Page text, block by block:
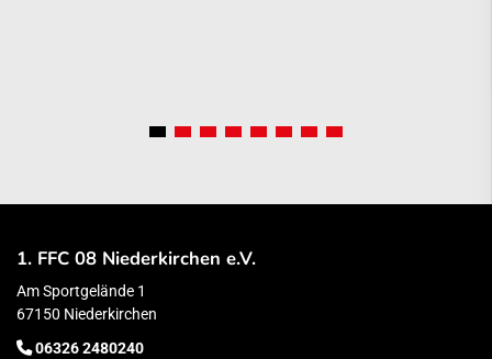
1. FFC 08 Niederkirchen e.V.
Am Sportgelände 1
67150 Niederkirchen
06326 2480240